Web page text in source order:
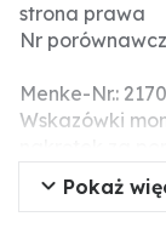
strona prawa
Nr
Menke-Nr.:
Wskazówki
ponieważ
roboczej
Pokaż